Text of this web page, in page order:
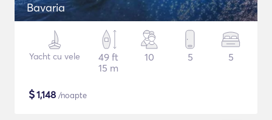
Bavaria
Yacht cu vele
49 ft
15 m
10 5 5
$1,148 /noapte